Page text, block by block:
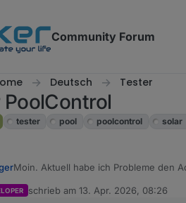
Community Forum
Deutsch Tester
tester pool poolcontrol solar
Moin. Aktuell habe ich Probleme den
muss? Änderungen an dem Kästchen
schrieb am 13. Apr. 2026, 08:26
zuletzt editiert von